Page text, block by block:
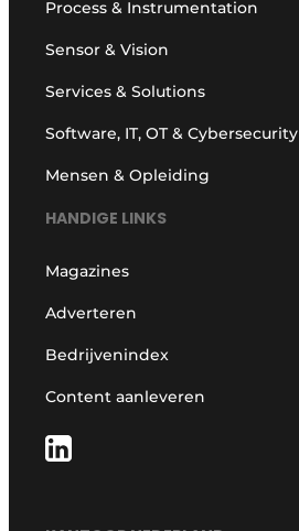
Process & Instrumentation
Sensor & Vision
Services & Solutions
Software, IT, OT & Cybersecurity
Mensen & Opleiding
HANDIGE LINKS
Magazines
Adverteren
Bedrijvenindex
Content aanleveren